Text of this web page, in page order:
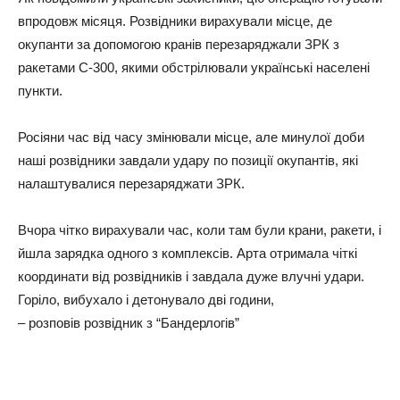
впродовж місяця. Розвідники вирахували місце, де
окупанти за допомогою кранів перезаряджали ЗРК з
ракетами С-300, якими обстрілювали українські населені
пункти.
Росіяни час від часу змінювали місце, але минулої доби
наші розвідники завдали удару по позиції окупантів, які
налаштувалися перезаряджати ЗРК.
Вчора чітко вирахували час, коли там були крани, ракети, і
йшла зарядка одного з комплексів. Арта отримала чіткі
координати від розвідників і завдала дуже влучні удари.
Горіло, вибухало і детонувало дві години,
– розповів розвідник з “Бандерлогів”